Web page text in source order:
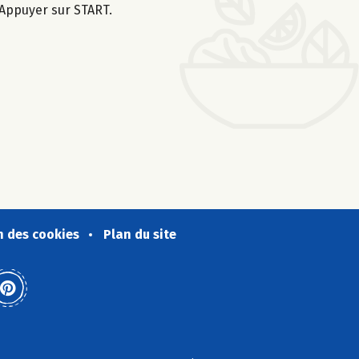
sur START.
des cookies Plan du site